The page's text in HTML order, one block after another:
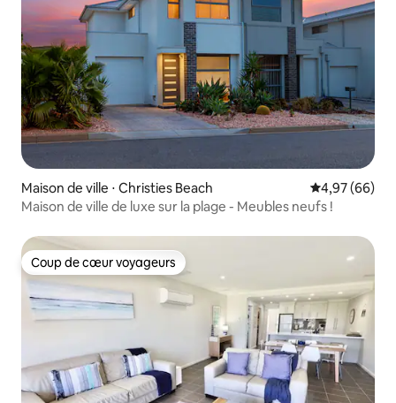
Maison de ville ⋅ Christies Beach Évaluation
4,97 (66)
Maison de ville de luxe sur la plage - Meubles neufs !
Coup de cœur voyageurs
Coup de cœur voyageurs